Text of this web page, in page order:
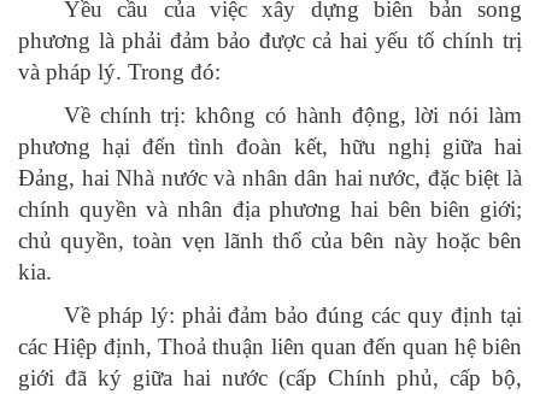
Yều cầu của việc xây dựng biên bản song
phương là phải đảm bảo được cả hai yếu tố chính trị
và pháp lý. Trong đó:
Về chính trị: không có hành động, lời nói làm
phương hại đến tình đoàn kết, hữu nghị giữa hai
Đảng, hai Nhà nước và nhân dân hai nước, đặc biệt là
chính quyền và nhân địa phương hai bên biên giới;
chủ quyền, toàn vẹn lãnh thổ của bên này hoặc bên
kia.
Về pháp lý: phải đảm bảo đúng các quy định tại
các Hiệp định, Thoả thuận liên quan đến quan hệ biên
giới đã ký giữa hai nước (cấp Chính phủ, cấp bộ,